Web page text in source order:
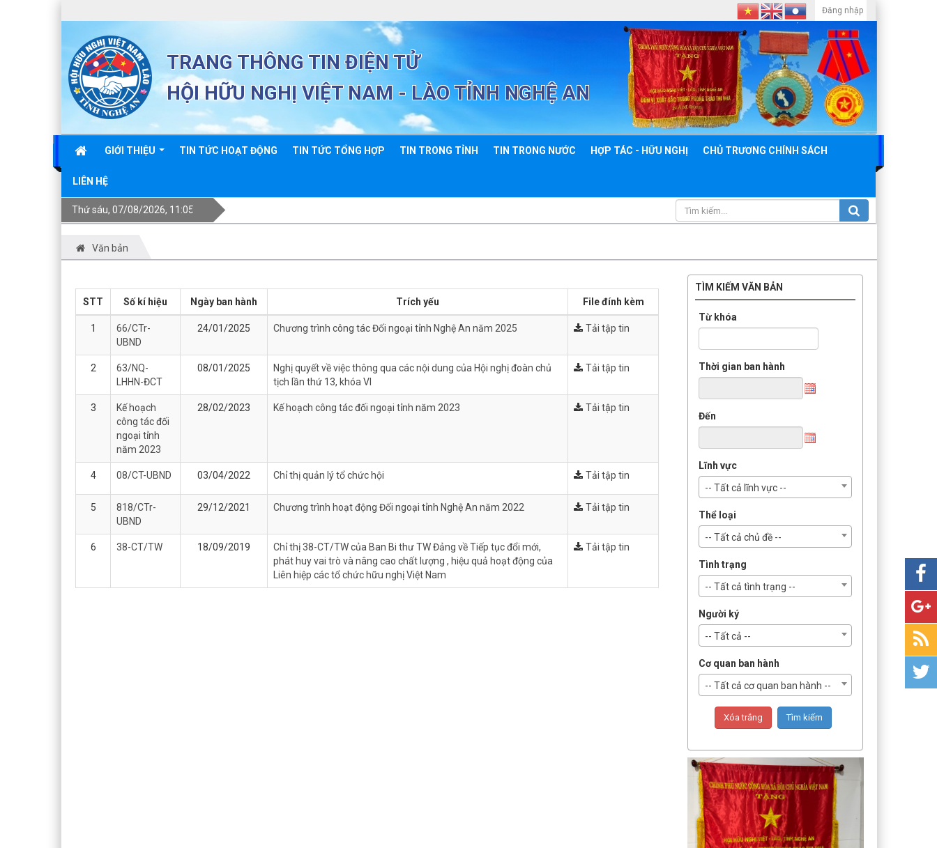
TRANG THÔNG TIN ĐIỆN TỬ
HỘI HỮU NGHỊ VIỆT NAM - LÀO TỈNH NGHỆ AN
GIỚI THIỆU TIN TỨC HOẠT ĐỘNG TIN TỨC TỔNG HỢP TIN TRONG TỈNH TIN TRONG NƯỚC HỢP TÁC - HỮU NGHỊ CHỦ TRƯƠNG CHÍNH SÁCH
LIÊN HỆ
Thứ sáu, 07/08/2026, 11:05
Đăng nhập
Văn bản
STT Số kí hiệu Ngày ban hành Trích yếu File đính kèm
1
66/CTr-
UBND
24/01/2025 Chương trình công tác Đối ngoại tỉnh Nghệ An năm 2025 Tải tập tin
2
63/NQ-
LHHN-ĐCT
08/01/2025
Nghị quyết về việc thông qua các nội dung của Hội nghị đoàn chủ
tịch lần thứ 13, khóa VI
Tải tập tin
3
Kế hoạch
công tác đối
ngoại tỉnh
năm 2023
28/02/2023 Kế hoạch công tác đối ngoại tỉnh năm 2023 Tải tập tin
4 08/CT-UBND 03/04/2022 Chỉ thị quản lý tổ chức hội Tải tập tin
5
818/CTr-
UBND
29/12/2021 Chương trình hoạt động Đối ngoại tỉnh Nghệ An năm 2022 Tải tập tin
6 38-CT/TW 18/09/2019
Chỉ thị 38-CT/TW của Ban Bi thư TW Đảng về Tiếp tục đổi mới,
phát huy vai trò và nâng cao chất lượng , hiệu quả hoạt động của
Liên hiệp các tổ chức hữu nghị Việt Nam
Tải tập tin
TÌM KIẾM VĂN BẢN
Từ khóa
Thời gian ban hành
Đến
Lĩnh vực
-- Tất cả lĩnh vực --
Thể loại
-- Tất cả chủ đề --
Tình trạng
-- Tất cả tình trạng --
Người ký
-- Tất cả --
Cơ quan ban hành
-- Tất cả cơ quan ban hành --